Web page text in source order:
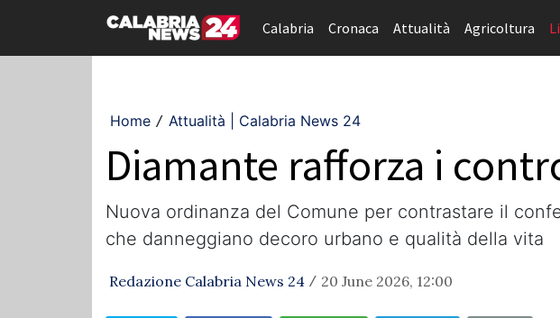
Calabria Cronaca Attualità Agricoltura
Home / Attualità | Calabria News 24
Diamante rafforza i
Nuova ordinanza del Comune per contrastare il
che danneggiano decoro urbano e qualità della vita
Redazione Calabria News 24 / 20 June 2026, 12:00